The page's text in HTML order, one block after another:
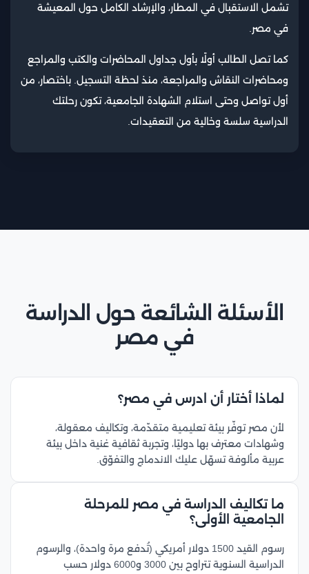
تشمل الاستقبال في المطار، والإرشاد الكامل حول المعيشة
في مصر.
كما تصل الطالب أولًا بأول جداول المحاضرات والكتب والمراجع
ومحاضرات النقاش والمراجعة، منذ لحظة التسجيل. باختصار، من
أول تواصل وحتى استلام الشهادة الجامعية، تكون رحلتك
الدراسية سلسة وخالية من التعقيدات.
الأسئلة الشائعة حول الدراسة
في مصر
لماذا أختار أن ادرس في مصر؟
لأن مصر توفّر بيئة تعليمية متقدّمة، وتكاليف معقولة،
وشهادات معترف بها دوليًا، وتجربة ثقافية غنية داخل بيئة
عربية مألوفة تسهّل عليك الاندماج والتفوّق.
ما تكاليف الدراسة في مصر للمرحلة
الجامعية الأولى؟
رسوم القيد 1500 دولار أمريكي (تُدفع مرة واحدة)، والرسوم
الدراسية السنوية تتراوح بين 3000 و6000 دولار حسب